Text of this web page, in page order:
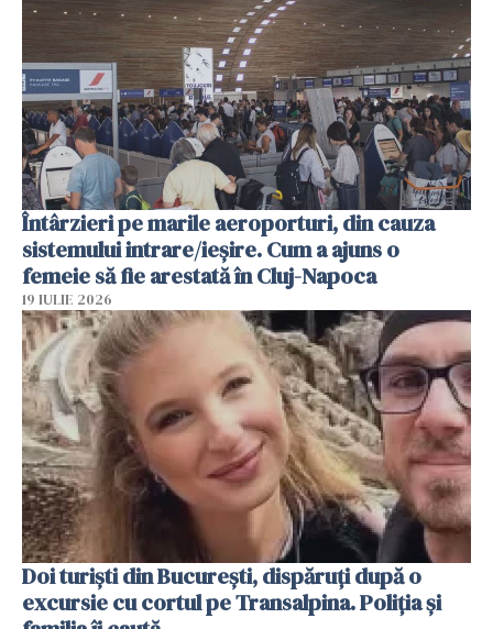
Întârzieri pe marile aeroporturi, din cauza
sistemului intrare/ieșire. Cum a ajuns o
femeie să fie arestată în Cluj-Napoca
19 IULIE 2026
Doi turiști din București, dispăruți după o
excursie cu cortul pe Transalpina. Poliția și